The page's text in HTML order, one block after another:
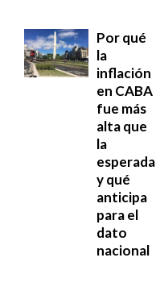
Por qué
la
inflación
en CABA
fue más
alta que
la
esperada
y qué
anticipa
para el
dato
nacional